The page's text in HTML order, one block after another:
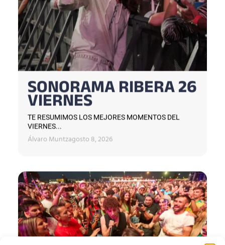
SONORAMA RIBERA 26
VIERNES
TE RESUMIMOS LOS MEJORES MOMENTOS DEL
VIERNES...
Álvaro Muntzagosto 8, 2026